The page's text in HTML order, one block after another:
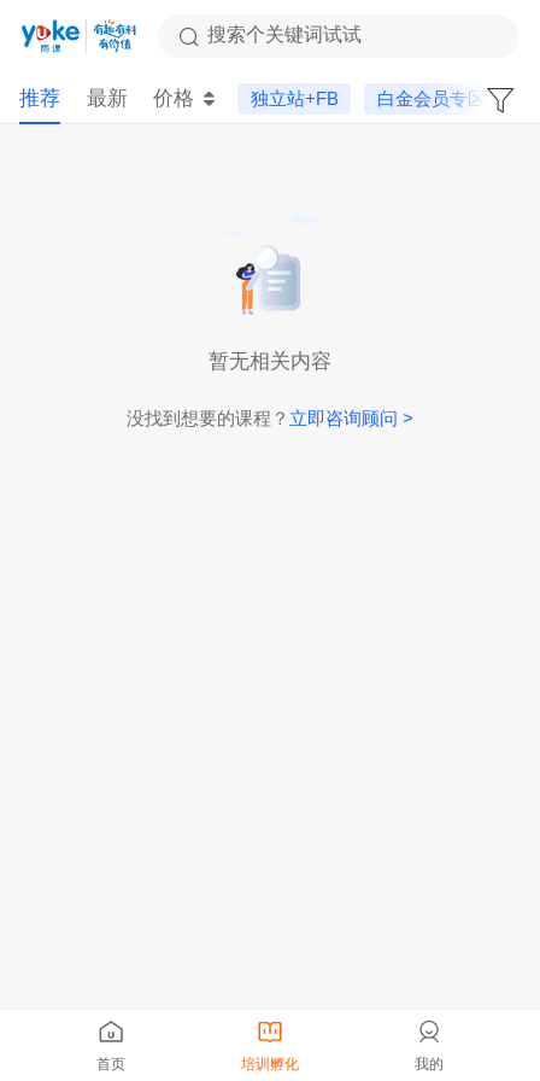
搜索个关键词试试
推荐 最新 价格 独立站+FB 白金会员专区
暂无相关内容
没找到想要的课程？ 立即咨询顾问 >
首页 培训孵化 我的